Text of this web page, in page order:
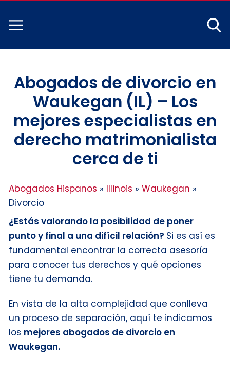
Abogados de divorcio en
Waukegan (IL) – Los
mejores especialistas en
derecho matrimonialista
cerca de ti
Abogados Hispanos » Illinois » Waukegan »
Divorcio
¿Estás valorando la posibilidad de poner
punto y final a una difícil relación? Si es así es
fundamental encontrar la correcta asesoría
para conocer tus derechos y qué opciones
tiene tu demanda.
En vista de la alta complejidad que conlleva
un proceso de separación, aquí te indicamos
los mejores abogados de divorcio en
Waukegan.